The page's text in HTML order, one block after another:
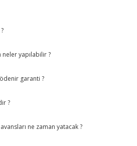
yapılabilir ?
garanti ?
?
ne zaman yatacak ?